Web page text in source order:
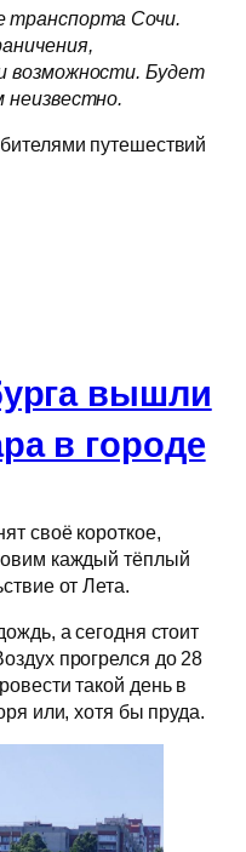
транспорта Сочи.
возможности. Будет
неизвестно.
путешествий
вышли
в городе
своё короткое,
каждый тёплый
от Лета.
а сегодня стоит
прогрелся до 28
такой день в
или, хотя бы пруда.